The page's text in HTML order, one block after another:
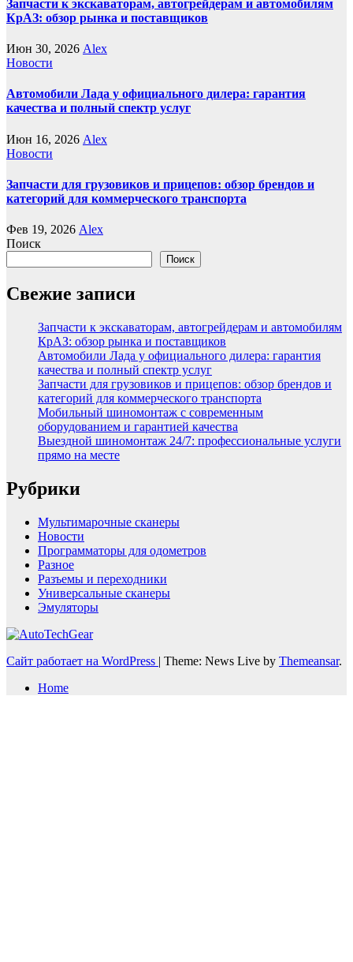
Запчасти к экскаваторам, автогрейдерам и автомобилям
КрАЗ: обзор рынка и поставщиков
Июн 30, 2026 Alex
Новости
Автомобили Лада у официального дилера: гарантия
качества и полный спектр услуг
Июн 16, 2026 Alex
Новости
Запчасти для грузовиков и прицепов: обзор брендов и
категорий для коммерческого транспорта
Фев 19, 2026 Alex
Поиск
Поиск
Свежие записи
Запчасти к экскаваторам, автогрейдерам и автомобилям
КрАЗ: обзор рынка и поставщиков
Автомобили Лада у официального дилера: гарантия
качества и полный спектр услуг
Запчасти для грузовиков и прицепов: обзор брендов и
категорий для коммерческого транспорта
Мобильный шиномонтаж с современным
оборудованием и гарантией качества
Выездной шиномонтаж 24/7: профессиональные услуги
прямо на месте
Рубрики
Мультимарочные сканеры
Новости
Программаторы для одометров
Разное
Разъемы и переходники
Универсальные сканеры
Эмуляторы
Сайт работает на WordPress | Theme: News Live by Themeansar.
Home